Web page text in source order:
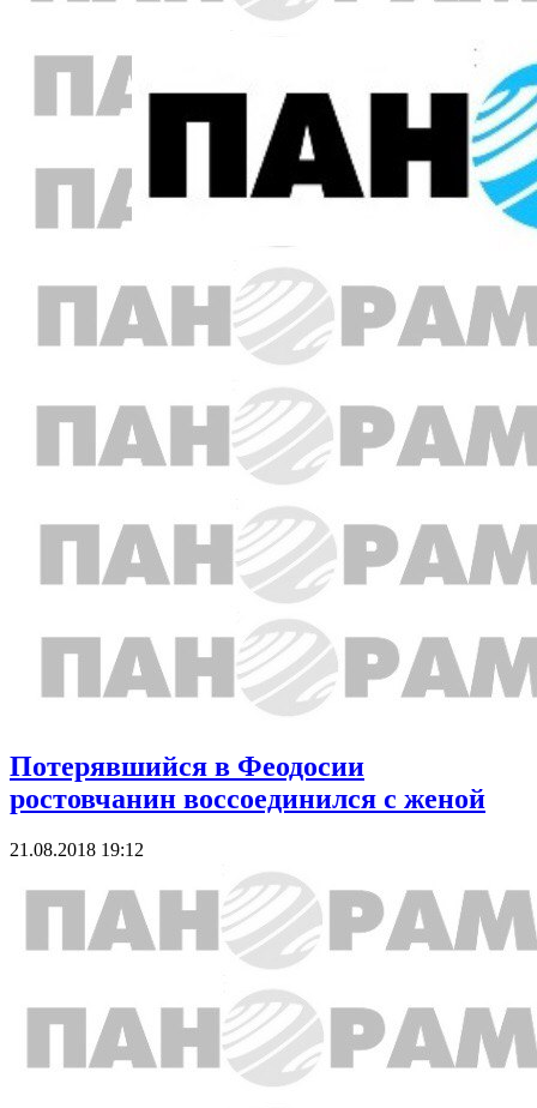
Потерявшийся в Феодосии
ростовчанин воссоединился с женой
21.08.2018 19:12